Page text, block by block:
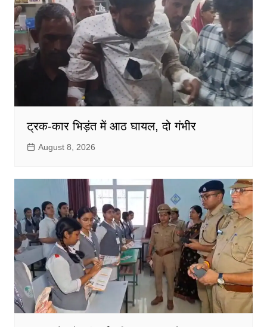
ट्रक-कार भिड़ंत में आठ घायल, दो गंभीर
August 8, 2026